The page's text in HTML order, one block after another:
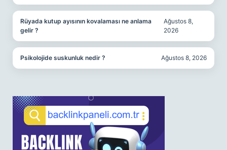
Rüyada kutup ayısının kovalaması ne anlama
gelir ?
Ağustos 8,
2026
Psikolojide suskunluk nedir ? Ağustos 8, 2026